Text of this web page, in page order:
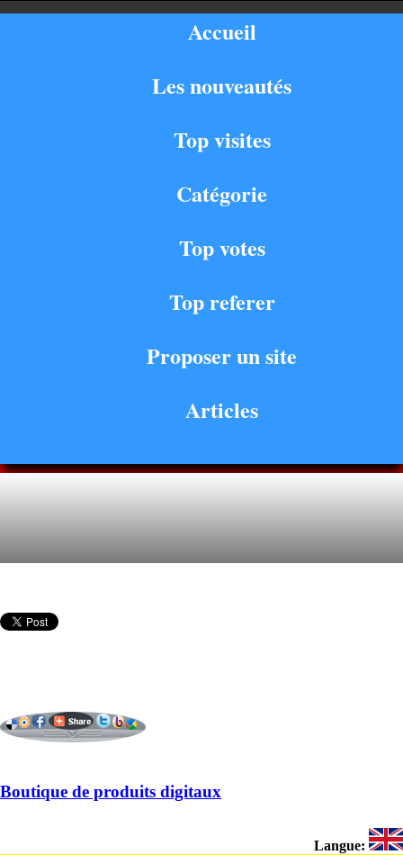
Accueil
Les nouveautés
Top visites
Catégorie
Top votes
Top referer
Proposer un site
Articles
Boutique de produits digitaux
Langue: